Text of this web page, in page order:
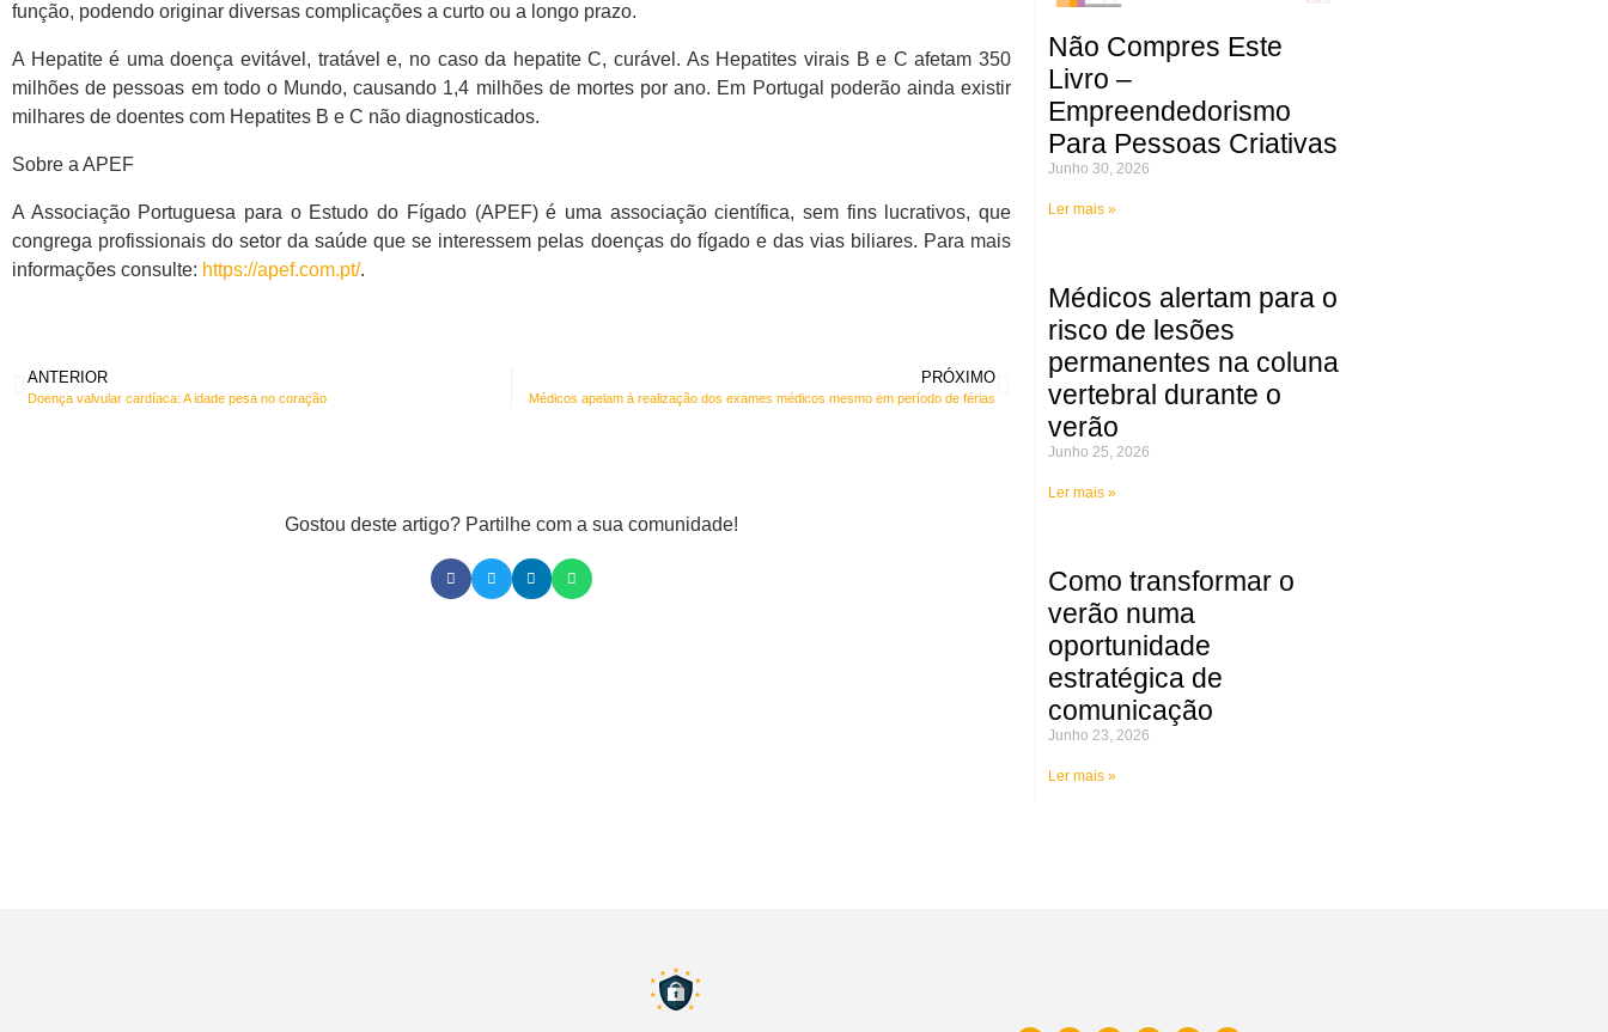
função, podendo originar diversas complicações a curto ou a longo prazo.
A Hepatite é uma doença evitável, tratável e, no caso da hepatite C, curável. As Hepatites virais B e C afetam 350
milhões de pessoas em todo o Mundo, causando 1,4 milhões de mortes por ano. Em Portugal poderão ainda existir
milhares de doentes com Hepatites B e C não diagnosticados.
Sobre a APEF
A Associação Portuguesa para o Estudo do Fígado (APEF) é uma associação científica, sem fins lucrativos, que
congrega profissionais do setor da saúde que se interessem pelas doenças do fígado e das vias biliares. Para mais
informações consulte: https://apef.com.pt/.
ANTERIOR
Doença valvular cardíaca: A idade pesa no coração
PRÓXIMO
Médicos apelam à realização dos exames médicos mesmo em período de férias
Gostou deste artigo? Partilhe com a sua comunidade!
Não Compres Este
Livro –
Empreendedorismo
Para Pessoas Criativas
Junho 30, 2026
Ler mais »
Médicos alertam para o
risco de lesões
permanentes na coluna
vertebral durante o
verão
Junho 25, 2026
Ler mais »
Como transformar o
verão numa
oportunidade
estratégica de
comunicação
Junho 23, 2026
Ler mais »